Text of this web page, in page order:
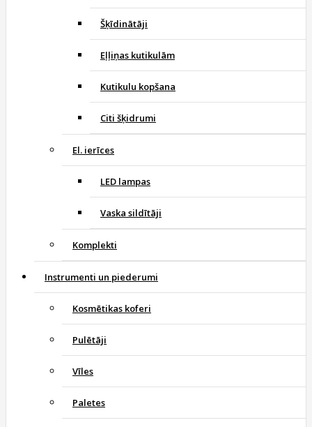
Šķīdinātāji
Eļļiņas kutikulām
Kutikulu kopšana
Citi šķidrumi
El. ierīces
LED lampas
Vaska sildītāji
Komplekti
Instrumenti un piederumi
Kosmētikas koferi
Pulētāji
Vīles
Paletes